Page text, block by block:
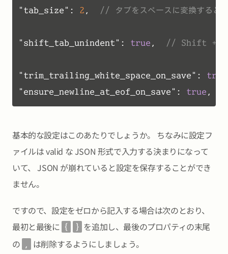
"tab_size" : 2 , // タブをスペースに変換すると
"shift_tab_unindent" : true , // Shift + タブ
"trim_trailing_white_space_on_save" : true
"ensure_newline_at_eof_on_save" : true ,
基本的な設定はこのあたりでしょうか。 ちなみに設定フ
ァイルは valid な JSON 形式で入力する決まりになって
いて、 JSON が崩れていると設定を保存することができ
ません。
ですので、設定をゼロから記入する場合は次のとおり、
最初と最後に
{ }
を追加し、最後のプロパティの末尾
の
, は削除するようにしましょう。